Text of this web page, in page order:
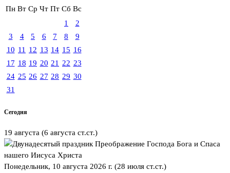
Пн Вт Ср Чт Пт Сб Вс
1
2
3
4 5 6 7 8
9
10 11 12 13 14 15 16
17 18 19 20 21 22 23
24 25 26 27 28 29 30
31
Сегодня
19 августа (6 августа ст.ст.)
Преображение Господа Бога и Спаса
нашего Иисуса Христа
Понедельник, 10 августа 2026 г. (28 июля ст.ст.)